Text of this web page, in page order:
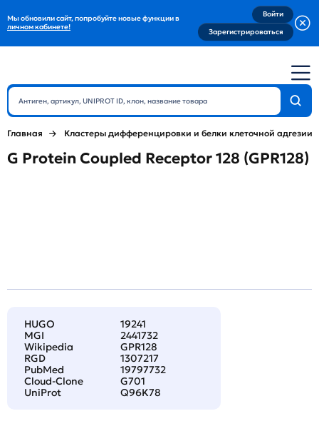
Мы обновили сайт, попробуйте новые функции в
личном кабинете!
Войти
Зарегистрироваться
Главная Кластеры дифференцировки и белки клеточной адгезии
G Protein Coupled Receptor 128 (GPR128)
HUGO
19241
MGI
2441732
Wikipedia
GPR128
RGD
1307217
PubMed
19797732
Cloud-Clone
G701
UniProt
Q96K78